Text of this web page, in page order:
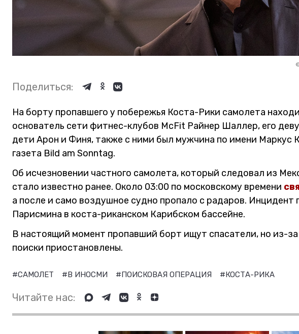
Поделиться:
На борту пропавшего у побережья Коста-Рики самолета
основатель сети фитнес-клубов McFit Райнер Шаллер, его
дети Арон и Финя, также с ними был мужчина по имени Маркус
газета Bild am Sonntag.
Об исчезновении частного самолета, который следовал из
стало известно ранее. Около 03:00 по московскому времени
а после и само воздушное судно пропало с радаров.
Парисмина в коста-риканском Карибском бассейне.
В настоящий момент пропавший борт ищут спасатели, но из-
поиски приостановлены.
#САМОЛЕТ #В ИНОСМИ #ПОИСКОВАЯ ОПЕРАЦИЯ #КОСТА-РИКА
Читайте нас: